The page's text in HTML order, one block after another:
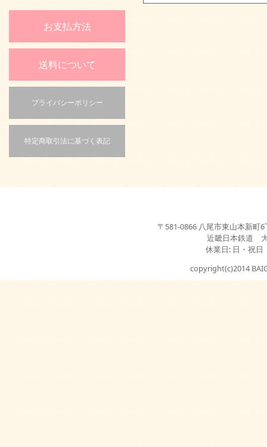
お支払方法
送料について
プライバシーポリシー
特定商取引法に基づく表記
〒581-0866 八尾市東山本新町
近畿日本鉄道
休業日: 日・祝
copyright(c)2014